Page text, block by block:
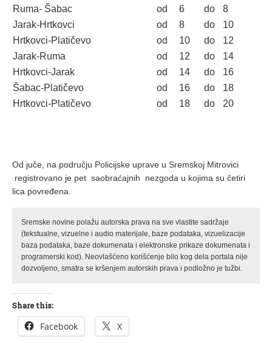
Ruma- Šabac
od 6 do
8
Jarak-Hrtkovci
od 8 do
10
Hrtkovci-Platičevo
od 10 do
12
Jarak-Ruma
od 12 do
14
Hrtkovci-Jarak
od 14 do
16
Šabac-Platičevo
od 16 do
18
Hrtkovci-Platičevo
od 18 do 20
Od juče, na području Policijske uprave u Sremskoj Mitrovici
registrovano je pet saobraćajnih nezgoda u kojima su četiri
lica povređena.
Sremske novine polažu autorska prava na sve vlastite sadržaje
(tekstualne, vizuelne i audio materijale, baze podataka, vizuelizacije
baza podataka, baze dokumenata i elektronske prikaze dokumenata i
programerski kod). Neovlašćeno korišćenje bilo kog dela portala nije
dozvoljeno, smatra se kršenjem autorskih prava i podložno je tužbi.
Share this:
Facebook X